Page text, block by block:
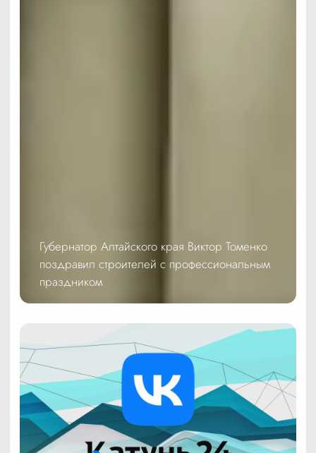
Губернатор Алтайского края Виктор Томенко
поздравил строителей с профессиональным
праздником